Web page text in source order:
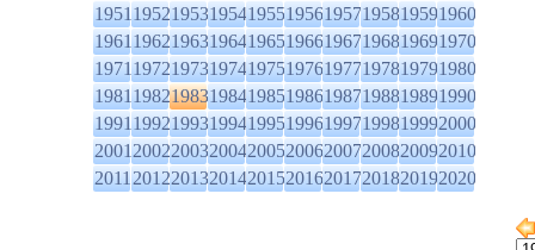
1951195219531954195519561957195819591960
1961196219631964196519661967196819691970
1971197219731974197519761977197819791980
1981198219831984198519861987198819891990
1991199219931994199519961997199819992000
2001200220032004200520062007200820092010
2011201220132014201520162017201820192020